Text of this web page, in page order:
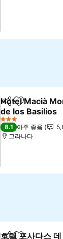
공유 즐겨찾기에
Hotel Macià
de los Basilios
요금 보기
3 성급
8.1 아주 좋음
그라나다
호텔 포사다스